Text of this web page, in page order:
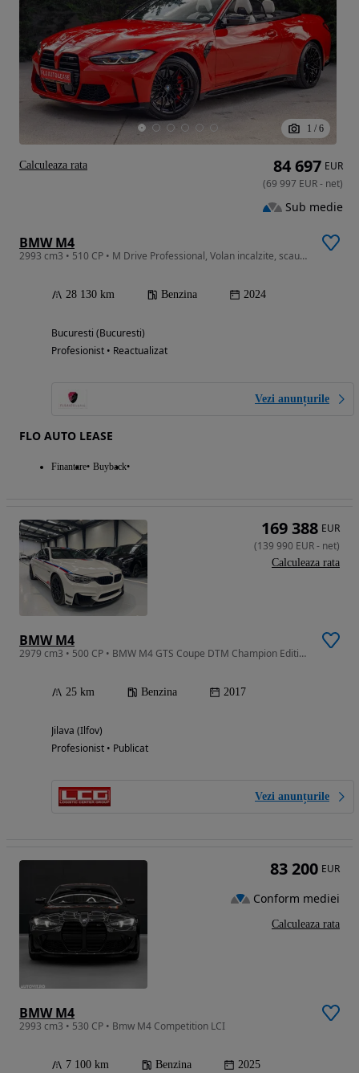
1 / 6
BMW M4
2993 cm3 • 510 CP • M Drive Professional, Volan incalzite, scaune ventilate, faruri laser
28 130 km Benzina 2024
Bucuresti (Bucuresti)
Profesionist • Reactualizat
Vezi anunțurile
FLO AUTO LEASE
Finantare Buyback
84 697 EUR
(69 997 EUR- net)
Sub medie
Calculeaza rata
BMW M4
2979 cm3 • 500 CP • BMW M4 GTS Coupe DTM Champion Edition
25 km Benzina 2017
Jilava (Ilfov)
Profesionist • Publicat
Vezi anunțurile
169 388 EUR
(139 990 EUR- net)
Calculeaza rata
BMW M4
2993 cm3 • 530 CP • Bmw M4 Competition LCI
7 100 km Benzina 2025
83 200 EUR
Conform mediei
Calculeaza rata